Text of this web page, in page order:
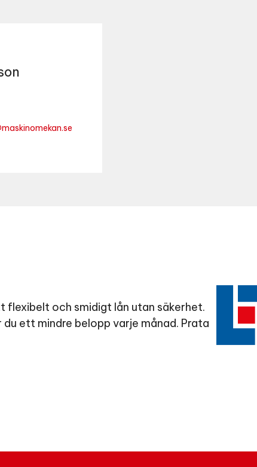
flexibelt och smidigt lån utan säkerhet.
ett mindre belopp varje månad. Prata